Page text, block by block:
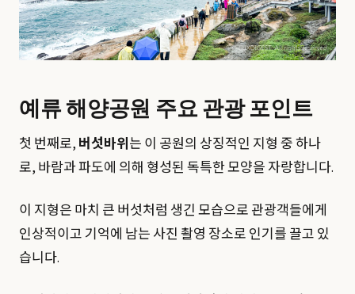
예류 해양공원 주요 관광 포인트
첫 번째로, 버섯바위는 이 공원의 상징적인 지형 중 하나
로, 바람과 파도에 의해 형성된 독특한 모양을 자랑합니다.
이 지형은 마치 큰 버섯처럼 생긴 모습으로 관광객들에게
인상적이고 기억에 남는 사진 촬영 장소로 인기를 끌고 있
습니다.